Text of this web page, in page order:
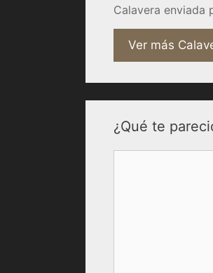
Calavera enviada
Ver más
¿Qué te